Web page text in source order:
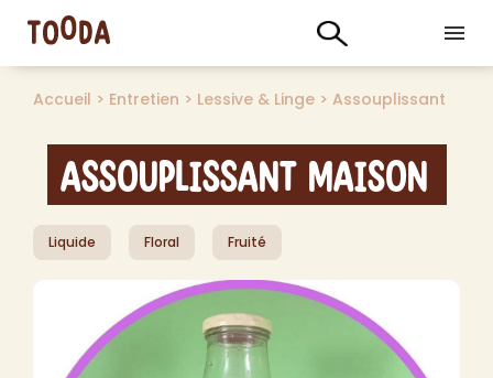
Accueil > Entretien > Lessive & Linge > Assouplissant
Assouplissant maison
Liquide Floral Fruité